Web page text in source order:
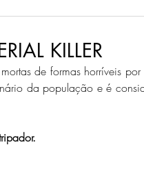
KILLER
de formas horríveis
da população e é